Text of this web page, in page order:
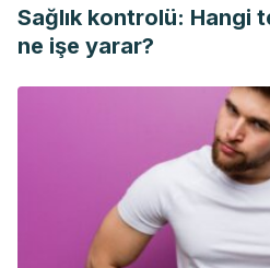
Sağlık kontrolü: Hangi
ne işe yarar?